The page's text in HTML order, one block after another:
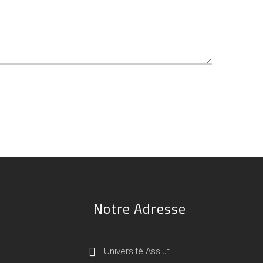
Notre Adresse
Université Assiut